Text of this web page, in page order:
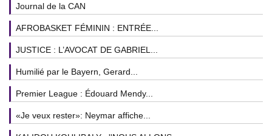
Journal de la CAN
AFROBASKET FÉMININ : ENTRÉE...
JUSTICE : L’AVOCAT DE GABRIEL...
Humilié par le Bayern, Gerard...
Premier League : Édouard Mendy...
«Je veux rester»: Neymar affiche...